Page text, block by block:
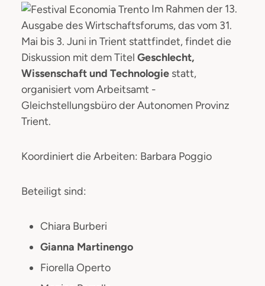
Im Rahmen der 13.
Ausgabe des Wirtschaftsforums, das vom 31.
Mai bis 3. Juni in Trient stattfindet, findet die
Diskussion mit dem Titel Geschlecht,
Wissenschaft und Technologie statt,
organisiert vom Arbeitsamt -
Gleichstellungsbüro der Autonomen Provinz
Trient.
Koordiniert die Arbeiten: Barbara Poggio
Beteiligt sind:
Chiara Burberi
Gianna Martinengo
Fiorella Operto